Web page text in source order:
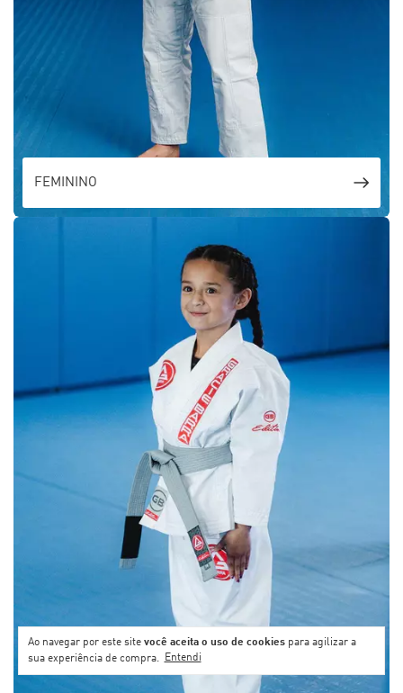
Ao navegar por este site você aceita o uso de cookies para agilizar a
sua experiência de compra.
Entendi
FEMININO